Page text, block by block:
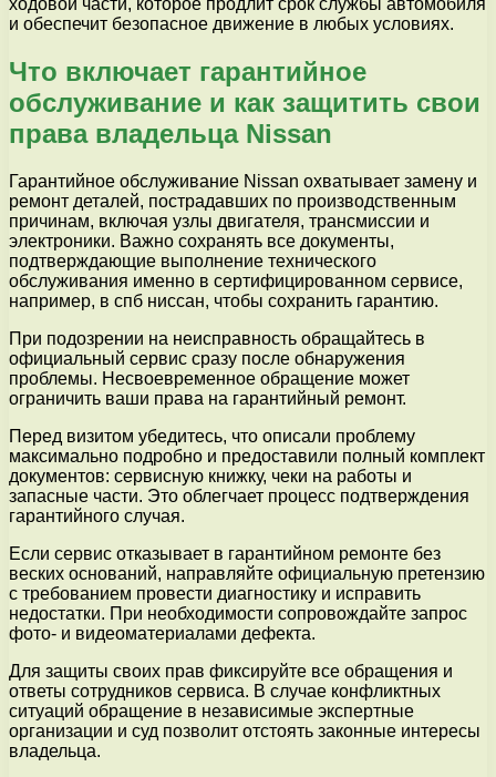
ходовой части, которое продлит срок службы автомобиля
и обеспечит безопасное движение в любых условиях.
Что включает гарантийное
обслуживание и как защитить свои
права владельца Nissan
Гарантийное обслуживание Nissan охватывает замену и
ремонт деталей, пострадавших по производственным
причинам, включая узлы двигателя, трансмиссии и
электроники. Важно сохранять все документы,
подтверждающие выполнение технического
обслуживания именно в сертифицированном сервисе,
например, в спб ниссан, чтобы сохранить гарантию.
При подозрении на неисправность обращайтесь в
официальный сервис сразу после обнаружения
проблемы. Несвоевременное обращение может
ограничить ваши права на гарантийный ремонт.
Перед визитом убедитесь, что описали проблему
максимально подробно и предоставили полный комплект
документов: сервисную книжку, чеки на работы и
запасные части. Это облегчает процесс подтверждения
гарантийного случая.
Если сервис отказывает в гарантийном ремонте без
веских оснований, направляйте официальную претензию
с требованием провести диагностику и исправить
недостатки. При необходимости сопровождайте запрос
фото- и видеоматериалами дефекта.
Для защиты своих прав фиксируйте все обращения и
ответы сотрудников сервиса. В случае конфликтных
ситуаций обращение в независимые экспертные
организации и суд позволит отстоять законные интересы
владельца.